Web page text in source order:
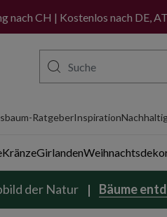
kaufen, später bezahlen mit
RatgeberInspiration
KränzeGirlanden
der Natur Bäume